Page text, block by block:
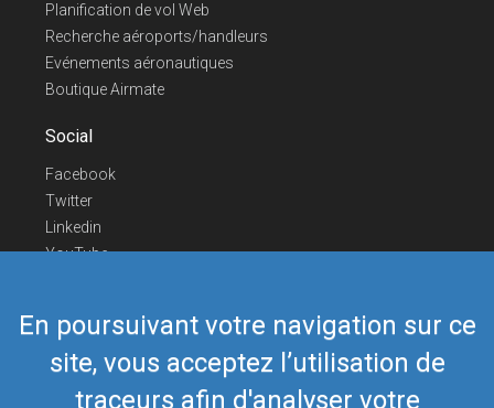
En poursuivant votre navigation sur ce
site, vous acceptez l’utilisation de
traceurs afin d'analyser votre
Planification de vol Web
Recherche aéroports/handleurs
Evénements aéronautiques
Boutique Airmate
Social
Facebook
Twitter
Linkedin
YouTube
Nous contacter
Téléphone Europe+352 26441835
Téléphone US/Canada418-592-8862